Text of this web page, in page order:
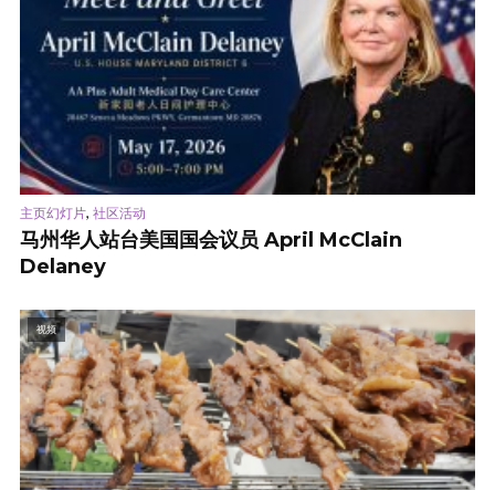
主页幻灯片, 社区活动
马州华人站台美国国会议员 April McClain
Delaney
视频